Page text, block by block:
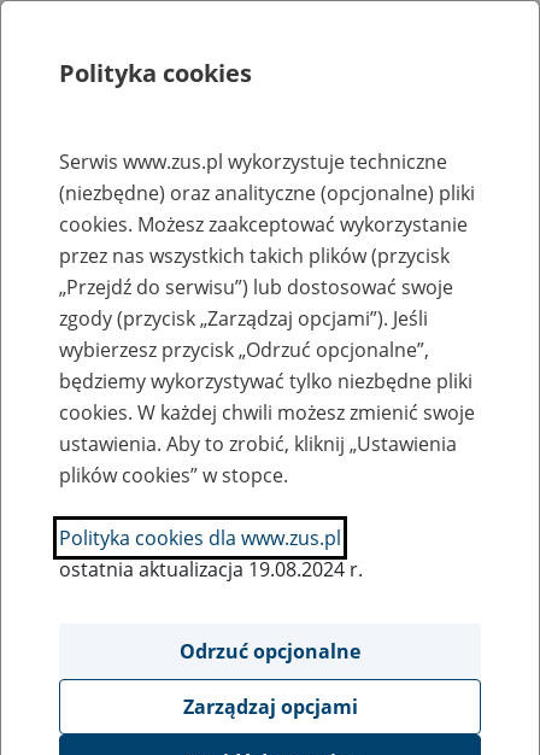
Rejestry, ewidencje i archiwa
Baza zlikwidowanych lub
przekształconych zakładów pracy
Nazwa zakładu pracy:
SZUKAJ
Ukryj wszystkie pozycje bazy
Polityka cookies
Serwis www.zus.pl wykorzystuje techniczne
(niezbędne) oraz analityczne (opcjonalne) pliki
cookies. Możesz zaakceptować wykorzystanie
przez nas wszystkich takich plików (przycisk
„Przejdź do serwisu”) lub dostosować swoje
zgody (przycisk „Zarządzaj opcjami”). Jeśli
wybierzesz przycisk „Odrzuć opcjonalne”,
będziemy wykorzystywać tylko niezbędne pliki
cookies. W każdej chwili możesz zmienić swoje
ustawienia. Aby to zrobić, kliknij „Ustawienia
plików cookies” w stopce.
Polityka cookies dla www.zus.pl
ostatnia aktualizacja 19.08.2024 r.
Odrzuć opcjonalne
Zarządzaj opcjami